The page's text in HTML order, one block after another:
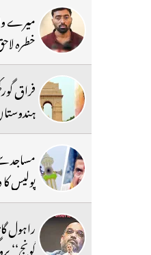
میرے
خطرہ
فراق
مساجد
پولیس کا
راہول
گونج‘‘